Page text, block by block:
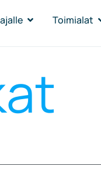
Toimialat